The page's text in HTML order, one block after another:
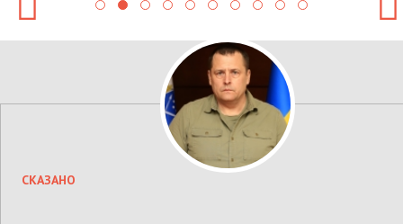
СКАЗАНО